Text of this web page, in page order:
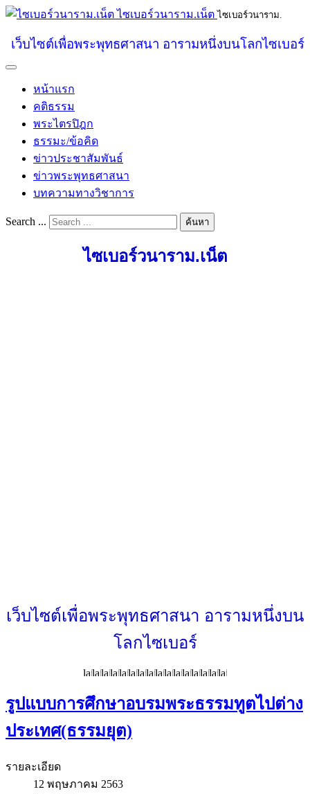
ไซเบอร์วนาราม.เน็ต ไซเบอร์วนาราม.
เว็บไซต์เพื่อพระพุทธศาสนา อารามหนึ่งบนโลกไซเบอร์
หน้าแรก
คติธรรม
พระไตรปิฎก
ธรรมะ/ข้อคิด
ข่าวประชาสัมพันธ์
ข่าวพระพุทธศาสนา
บทความทางวิชาการ
Search ... ค้นหา
ไซเบอร์วนาราม.เน็ต
เว็บไซต์เพื่อพระพุทธศาสนา อารามหนึ่งบน
โลกไซเบอร์
รูปแบบการศึกษาอบรมพระธรรมทูตไปต่าง
ประเทศ(ธรรมยุต)
รายละเอียด
12 พฤษภาคม 2563